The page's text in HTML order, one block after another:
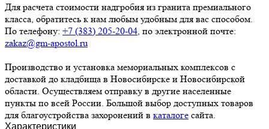
Для расчета стоимости надгробия из гранита премиального
класса, обратитесь к нам любым удобным для вас способом.
По телефону: +7 (383) 205-20-04, по электронной почте:
zakaz@gm-apostol.ru
Производство и установка мемориальных комплексов с
доставкой до кладбища в Новосибирске и Новосибирской
области. Осуществляем отправку в другие населенные
пункты по всей России. Большой выбор доступных товаров
для благоустройства захоронений в каталоге сайта.
Характеристики